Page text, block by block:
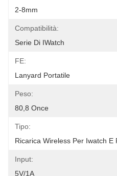
2-8mm
Compatibilità:
Serie Di IWatch
FE:
Lanyard Portatile
Peso:
80,8 Once
Tipo:
Ricarica Wireless Per Iwatch
Input:
5V/1A